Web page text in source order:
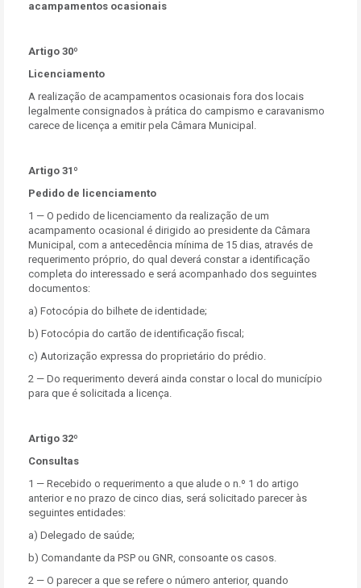
acampamentos ocasionais
Artigo 30º
Licenciamento
A realização de acampamentos ocasionais fora dos locais
legalmente consignados à prática do campismo e caravanismo
carece de licença a emitir pela Câmara Municipal.
Artigo 31º
Pedido de licenciamento
1 — O pedido de licenciamento da realização de um
acampamento ocasional é dirigido ao presidente da Câmara
Municipal, com a antecedência mínima de 15 dias, através de
requerimento próprio, do qual deverá constar a identificação
completa do interessado e será acompanhado dos seguintes
documentos:
a) Fotocópia do bilhete de identidade;
b) Fotocópia do cartão de identificação fiscal;
c) Autorização expressa do proprietário do prédio.
2 — Do requerimento deverá ainda constar o local do município
para que é solicitada a licença.
Artigo 32º
Consultas
1 — Recebido o requerimento a que alude o n.º 1 do artigo
anterior e no prazo de cinco dias, será solicitado parecer às
seguintes entidades:
a) Delegado de saúde;
b) Comandante da PSP ou GNR, consoante os casos.
2 — O parecer a que se refere o número anterior, quando